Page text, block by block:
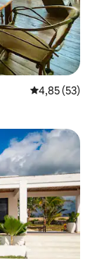
Средна
4,85 (53)